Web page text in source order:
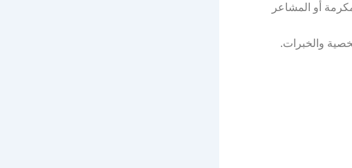
أو المشاعر
والخبرات.